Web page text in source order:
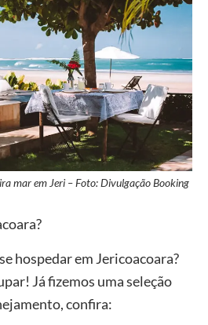
mar em Jeri – Foto: Divulgação Booking
hospedar em Jericoacoara?
Já fizemos uma seleção
confira: